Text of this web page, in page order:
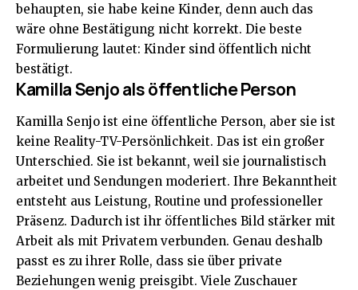
behaupten, sie habe keine Kinder, denn auch das
wäre ohne Bestätigung nicht korrekt. Die beste
Formulierung lautet: Kinder sind öffentlich nicht
bestätigt.
Kamilla Senjo als öffentliche Person
Kamilla Senjo ist eine öffentliche Person, aber sie ist
keine Reality-TV-Persönlichkeit. Das ist ein großer
Unterschied. Sie ist bekannt, weil sie journalistisch
arbeitet und Sendungen moderiert. Ihre Bekanntheit
entsteht aus Leistung, Routine und professioneller
Präsenz. Dadurch ist ihr öffentliches Bild stärker mit
Arbeit als mit Privatem verbunden. Genau deshalb
passt es zu ihrer Rolle, dass sie über private
Beziehungen wenig preisgibt. Viele Zuschauer